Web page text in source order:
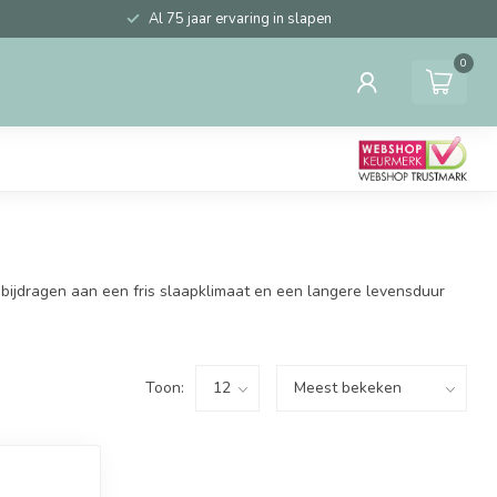
Al 75 jaar ervaring in slapen
0
aan een fris slaapklimaat en een langere levensduur
Toon: